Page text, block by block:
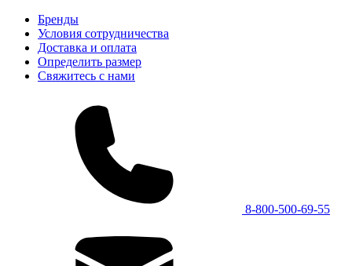
Бренды
Условия сотрудничества
Доставка и оплата
Определить размер
Свяжитесь с нами
8-800-500-69-55